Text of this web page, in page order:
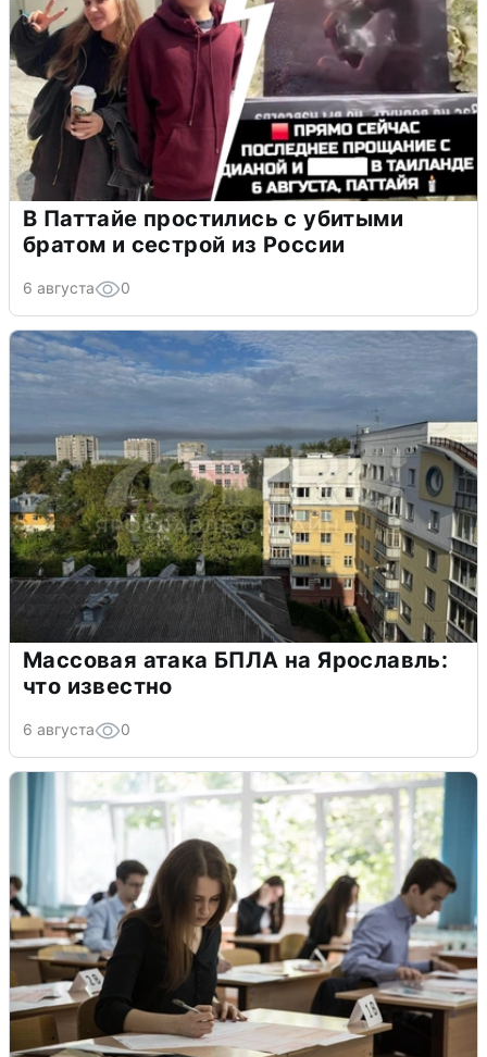
В Паттайе простились с убитыми
братом и сестрой из России
6 августа 0
Массовая атака БПЛА на Ярославль:
что известно
6 августа 0